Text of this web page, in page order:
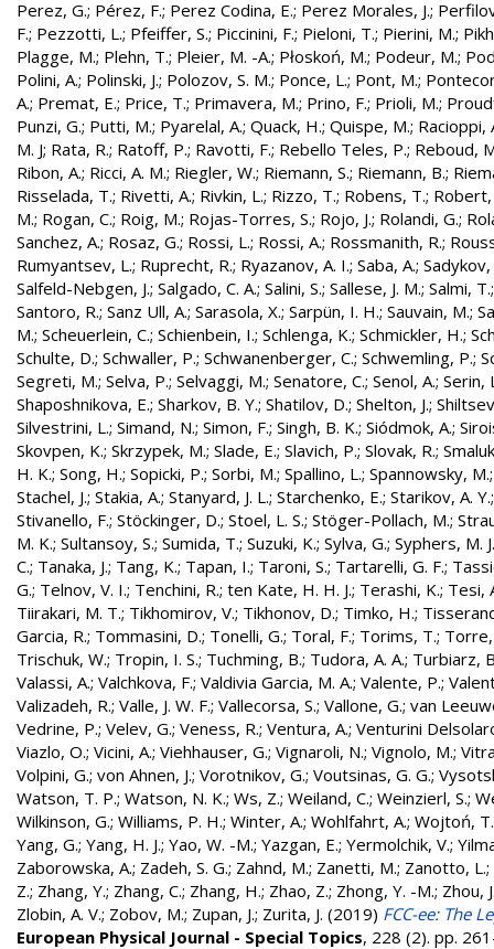
Perez, G.; Pérez, F.; Perez Codina, E.; Perez Morales, J.;
F.; Pezzotti, L.; Pfeiffer, S.; Piccinini, F.; Pieloni, T.; Pierini, M.;
Plagge, M.; Plehn, T.; Pleier, M. -A.; Płoskoń, M.; Podeur, M.;
Polini, A.; Polinski, J.; Polozov, S. M.; Ponce, L.; Pont, M.;
A.; Premat, E.; Price, T.; Primavera, M.; Prino, F.; Prioli, M.;
Punzi, G.; Putti, M.; Pyarelal, A.; Quack, H.; Quispe, M.; Racioppi,
M. J; Rata, R.; Ratoff, P.; Ravotti, F.; Rebello Teles, P.; Reboud,
Ribon, A.; Ricci, A. M.; Riegler, W.; Riemann, S.; Riemann, B.;
Risselada, T.; Rivetti, A.; Rivkin, L.; Rizzo, T.; Robens, T.; Robert,
M.; Rogan, C.; Roig, M.; Rojas-Torres, S.; Rojo, J.; Rolandi, G.;
Sanchez, A.; Rosaz, G.; Rossi, L.; Rossi, A.; Rossmanith, R.;
Rumyantsev, L.; Ruprecht, R.; Ryazanov, A. I.; Saba, A.; Sadykov,
Salfeld-Nebgen, J.; Salgado, C. A.; Salini, S.; Sallese, J. M.; Salmi, T.
Santoro, R.; Sanz Ull, A.; Sarasola, X.; Sarpün, I. H.; Sauvain, M.;
M.; Scheuerlein, C.; Schienbein, I.; Schlenga, K.; Schmickler, H.;
Schulte, D.; Schwaller, P.; Schwanenberger, C.; Schwemling, P.;
Segreti, M.; Selva, P.; Selvaggi, M.; Senatore, C.; Senol, A.; Serin,
Shaposhnikova, E.; Sharkov, B. Y.; Shatilov, D.; Shelton, J.;
Silvestrini, L.; Simand, N.; Simon, F.; Singh, B. K.; Siódmok, A.;
Skovpen, K.; Skrzypek, M.; Slade, E.; Slavich, P.; Slovak, R.;
H. K.; Song, H.; Sopicki, P.; Sorbi, M.; Spallino, L.; Spannowsky, M.
Stachel, J.; Stakia, A.; Stanyard, J. L.; Starchenko, E.; Starikov, A. Y.
Stivanello, F.; Stöckinger, D.; Stoel, L. S.; Stöger-Pollach, M.;
M. K.; Sultansoy, S.; Sumida, T.; Suzuki, K.; Sylva, G.; Syphers, M. J.
C.; Tanaka, J.; Tang, K.; Tapan, I.; Taroni, S.; Tartarelli, G. F.;
G.; Telnov, V. I.; Tenchini, R.; ten Kate, H. H. J.; Terashi, K.; Tesi,
Tiirakari, M. T.; Tikhomirov, V.; Tikhonov, D.; Timko, H.;
Garcia, R.; Tommasini, D.; Tonelli, G.; Toral, F.; Torims, T.;
Trischuk, W.; Tropin, I. S.; Tuchming, B.; Tudora, A. A.; Turbiarz,
Valassi, A.; Valchkova, F.; Valdivia Garcia, M. A.; Valente, P.;
Valizadeh, R.; Valle, J. W. F.; Vallecorsa, S.; Vallone, G.; van
Vedrine, P.; Velev, G.; Veness, R.; Ventura, A.; Venturini
Viazlo, O.; Vicini, A.; Viehhauser, G.; Vignaroli, N.; Vignolo, M.;
Volpini, G.; von Ahnen, J.; Vorotnikov, G.; Voutsinas, G. G.;
Watson, T. P.; Watson, N. K.; Ws, Z.; Weiland, C.; Weinzierl, S.;
Wilkinson, G.; Williams, P. H.; Winter, A.; Wohlfahrt, A.; Wojtoń, T.
Yang, G.; Yang, H. J.; Yao, W. -M.; Yazgan, E.; Yermolchik, V.;
Zaborowska, A.; Zadeh, S. G.; Zahnd, M.; Zanetti, M.; Zanotto, L.;
Z.; Zhang, Y.; Zhang, C.; Zhang, H.; Zhao, Z.; Zhong, Y. -M.; Zhou,
Zlobin, A. V.; Zobov, M.; Zupan, J.; Zurita, J. (2019) FCC-ee: The
European Physical Journal - Special Topics, 228 (2). pp.